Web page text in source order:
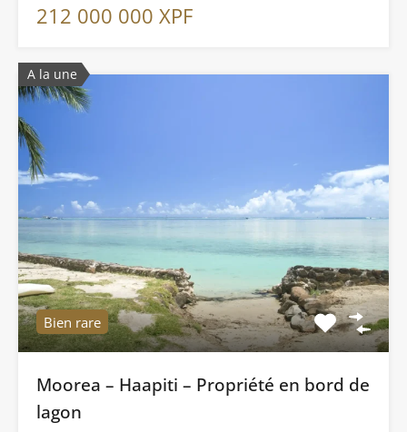
212 000 000 XPF
A la une
Bien rare
Moorea – Haapiti – Propriété en bord de
lagon